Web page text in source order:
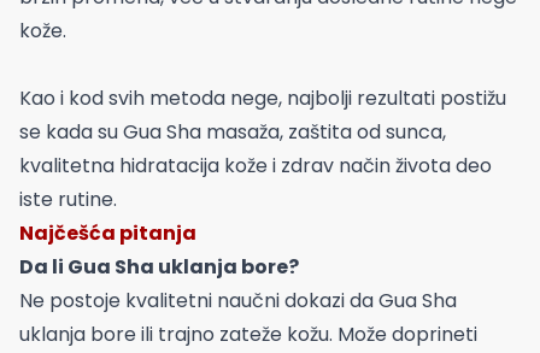
kože.
Kao i kod svih metoda nege, najbolji rezultati postižu
se kada su Gua Sha masaža, zaštita od sunca,
kvalitetna hidratacija kože i zdrav način života deo
iste rutine.
Najčešća pitanja
Da li Gua Sha uklanja bore?
Ne postoje kvalitetni naučni dokazi da Gua Sha
uklanja bore ili trajno zateže kožu. Može doprineti